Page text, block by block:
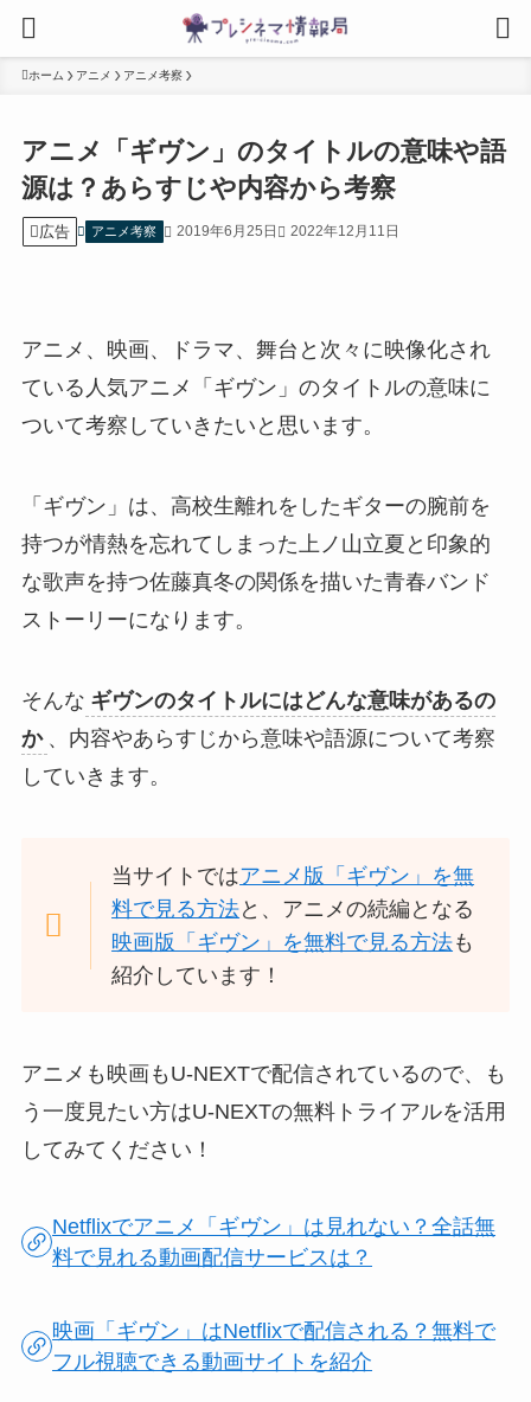
ホーム アニメ アニメ考察
アニメ「ギヴン」のタイトルの意味や語
源は？あらすじや内容から考察
広告 アニメ考察 2019年6月25日 2022年12月11日
アニメ、映画、ドラマ、舞台と次々に映像化され
ている人気アニメ「ギヴン」のタイトルの意味に
ついて考察していきたいと思います。
「ギヴン」は、高校生離れをしたギターの腕前を
持つが情熱を忘れてしまった上ノ山立夏と印象的
な歌声を持つ佐藤真冬の関係を描いた青春バンド
ストーリーになります。
そんな ギヴンのタイトルにはどんな意味があるの
か 、内容やあらすじから意味や語源について考察
していきます。
当サイトではアニメ版「ギヴン」を無
料で見る方法と、アニメの続編となる
映画版「ギヴン」を無料で見る方法も
紹介しています！
アニメも映画もU-NEXTで配信されているので、も
う一度見たい方はU-NEXTの無料トライアルを活用
してみてください！
Netflixでアニメ「ギヴン」は見れない？全話無
料で見れる動画配信サービスは？
映画「ギヴン」はNetflixで配信される？無料で
フル視聴できる動画サイトを紹介